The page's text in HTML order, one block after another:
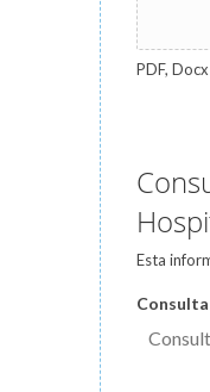
PDF,
Esta
Consulta